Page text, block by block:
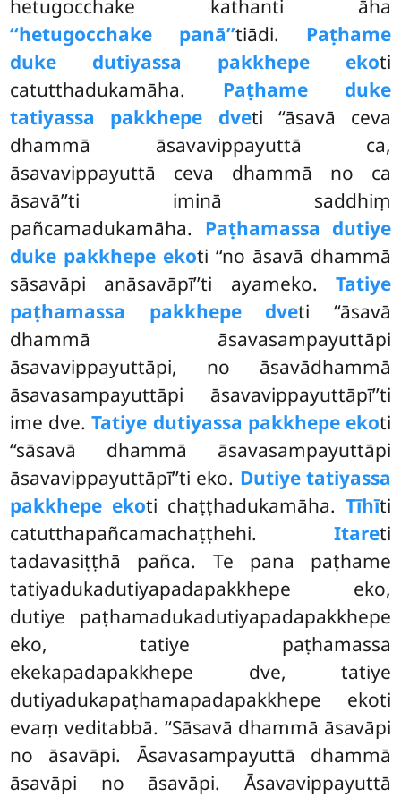
hetugocchake kathanti āha
‘‘hetugocchake panā’’tiādi. Paṭhame
duke dutiyassa pakkhepe ekoti
catutthadukamāha. Paṭhame duke
tatiyassa pakkhepe dveti ‘‘āsavā ceva
dhammā āsavavippayuttā ca,
āsavavippayuttā ceva dhammā no ca
āsavā’’ti iminā saddhiṃ
pañcamadukamāha. Paṭhamassa dutiye
duke pakkhepe ekoti ‘‘no āsavā dhammā
sāsavāpi anāsavāpī’’ti ayameko. Tatiye
paṭhamassa pakkhepe dveti ‘‘āsavā
dhammā āsavasampayuttāpi
āsavavippayuttāpi, no āsavādhammā
āsavasampayuttāpi āsavavippayuttāpī’’ti
ime dve.Tatiye dutiyassa pakkhepe ekoti
‘‘sāsavā dhammā āsavasampayuttāpi
āsavavippayuttāpī’’ti eko. Dutiye tatiyassa
pakkhepe ekoti chaṭṭhadukamāha. Tīhīti
catutthapañcamachaṭṭhehi. Itareti
tadavasiṭṭhā pañca. Te pana paṭhame
tatiyadukadutiyapadapakkhepe eko,
dutiye paṭhamadukadutiyapadapakkhepe
eko, tatiye paṭhamassa
ekekapadapakkhepe dve, tatiye
dutiyadukapaṭhamapadapakkhepe ekoti
evaṃ veditabbā. ‘‘Sāsavā dhammā āsavāpi
no āsavāpi. Āsavasampayuttā dhammā
āsavāpi no āsavāpi. Āsavavippayuttā